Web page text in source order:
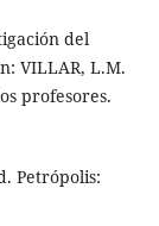
del
VILLAR, L.M.
profesores.
Petrópolis: